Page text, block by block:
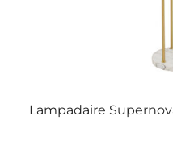
Lampadaire